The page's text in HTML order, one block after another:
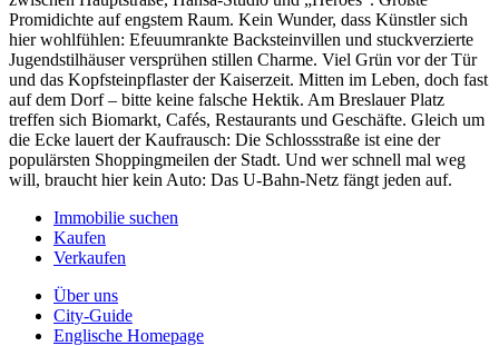
Promidichte auf engstem Raum. Kein Wunder, dass Künstler sich
hier wohlfühlen: Efeuumrankte Backsteinvillen und stuckverzierte
Jugendstilhäuser versprühen stillen Charme. Viel Grün vor der Tür
und das Kopfsteinpflaster der Kaiserzeit. Mitten im Leben, doch fast
auf dem Dorf – bitte keine falsche Hektik. Am Breslauer Platz
treffen sich Biomarkt, Cafés, Restaurants und Geschäfte. Gleich um
die Ecke lauert der Kaufrausch: Die Schlossstraße ist eine der
populärsten Shoppingmeilen der Stadt. Und wer schnell mal weg
will, braucht hier kein Auto: Das U-Bahn-Netz fängt jeden auf.
Immobilie suchen
Kaufen
Verkaufen
Über uns
City-Guide
Englische Homepage